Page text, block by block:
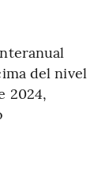
del nivel
2024,